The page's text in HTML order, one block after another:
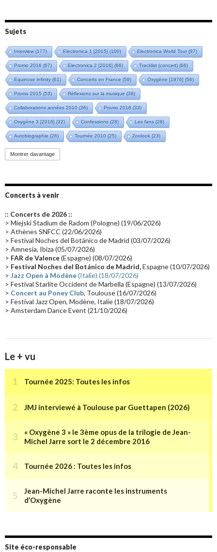
Sujets
Interview(177) Electronica 1 [2015] (100) Electronica World Tour(97)
Promo 2016 (67) Electronica 2 [2016] (66) Tracklist (concert) (66)
Equinoxe infinity(61) Concerts en France (59) Oxygène [1976] (56)
Promo 2015 (53) Réflexions sur la musique (38)
Collaborations années 2010 (36) Promo 2018 (33)
Oxygène 3 [2016] (32) Confessions (28) Les fans (28)
Autobiographie (26) Tournée 2010 (25) Zoolook (23)
Promo 2019(23)
Groupe de Recherche Musicale
Passages radio Vidéo Jarrecast (16) Synthé 80's
Les concerts en Chine(16) Cinéma
Synthé Roland(15) Belgique(15)
(14) Astronomie (14) (14)
Tournée 2025(14) 2024(14) Chine(13)
Montrer davantage
Concerts à venir
:: Concerts de 2026 ::
> Miejski Stadium de Radom (Pologne) (19/06/2026)
> Athènes SNFCC (22/06/2026)
> Festival Noches del Botánico de Madrid (03/07/2026)
> Amnesia, Ibiza (05/07/2026)
> FAR de Valence(Espagne) (08/07/2026)
> Festival Noches del Botánico de Madrid,Espagne (10/07/2026)
> Jazz Open à Modène(Italie) (18/07/2026)
> Festival Starlite Occident de Marbella (Espagne) (13/07/2026)
> Concert au Poney Club, Toulouse (16/07/2026)
> Festival Jazz Open, Modène, Italie (18/07/2026)
> Amsterdam Dance Event (21/10/2026)
Le + vu
Site éco-responsable